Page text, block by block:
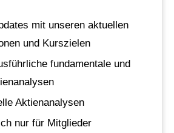
mit unseren aktuellen
und Kurszielen
fundamentale und
Aktienanalysen
nur für Mitglieder